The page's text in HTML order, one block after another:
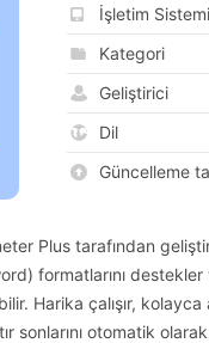
İşletim Sistemi
Kategori
Geliştirici
Dil
Güncelleme
Plus tarafından
formatlarını
Harika çalışır, kolayca
sonlarını otomatik